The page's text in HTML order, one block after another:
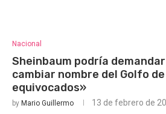
Nacional
Sheinbaum podría
cambiar nombre del Golfo
equivocados»
by Mario Guillermo 13 de febrero de